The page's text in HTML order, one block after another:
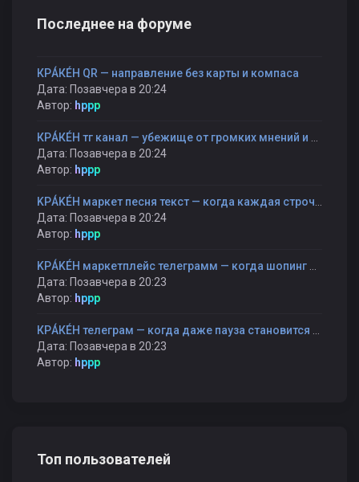
Последнее на форуме
КРÁКÉН QR — направление без карты и компаса
Дата: Позавчера в 20:24
Автор: hppp
Дата: Позавчера в 20:24
Автор: hppp
Дата: Позавчера в 20:24
Автор: hppp
Дата: Позавчера в 20:23
Автор: hppp
Дата: Позавчера в 20:23
Автор: hppp
Топ пользователей